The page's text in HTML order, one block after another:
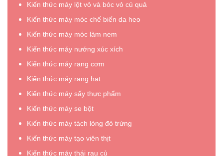
Kiến thức máy lột vỏ và bóc vỏ củ quả
Kiến thức máy móc chế biến da heo
Kiến thức máy móc làm nem
Kiến thức máy nướng xúc xích
Kiến thức máy rang cơm
Kiến thức máy rang hạt
Kiến thức máy sấy thực phẩm
Kiến thức máy se bột
Kiến thức máy tách lòng đỏ trứng
Kiến thức máy tạo viên thịt
Kiến thức máy thái rau củ